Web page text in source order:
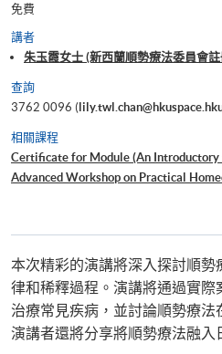
免費
講者
朱玉霞女士 (新西蘭順勢療法委員會
查詢
3762 0096 (
相關課程
Certificate for Module (An Introductory
Advanced Workshop on Practical
本次精彩的演講將深入探討順勢
律和稀釋過程。演講將通過實
治療常見疾病，並討論順勢療法
演講者還將分享將順勢療法融入